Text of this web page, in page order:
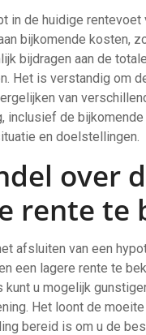
in de huidige
bijkomende kosten,
bijdragen aan de
Het is verstandig om
van
inclusief de
en doelstellingen.
over
rente te
afsluiten van een
een lagere rente te
u mogelijk
Het loont de
bereid is om u de